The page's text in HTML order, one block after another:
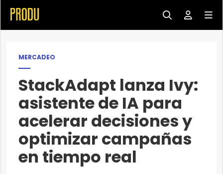
MERCADEO
StackAdapt lanza Ivy:
asistente de IA para
acelerar decisiones y
optimizar campañas
en tiempo real